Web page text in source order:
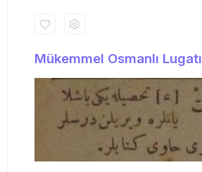
Mükemmel Osmanlı Lugatı